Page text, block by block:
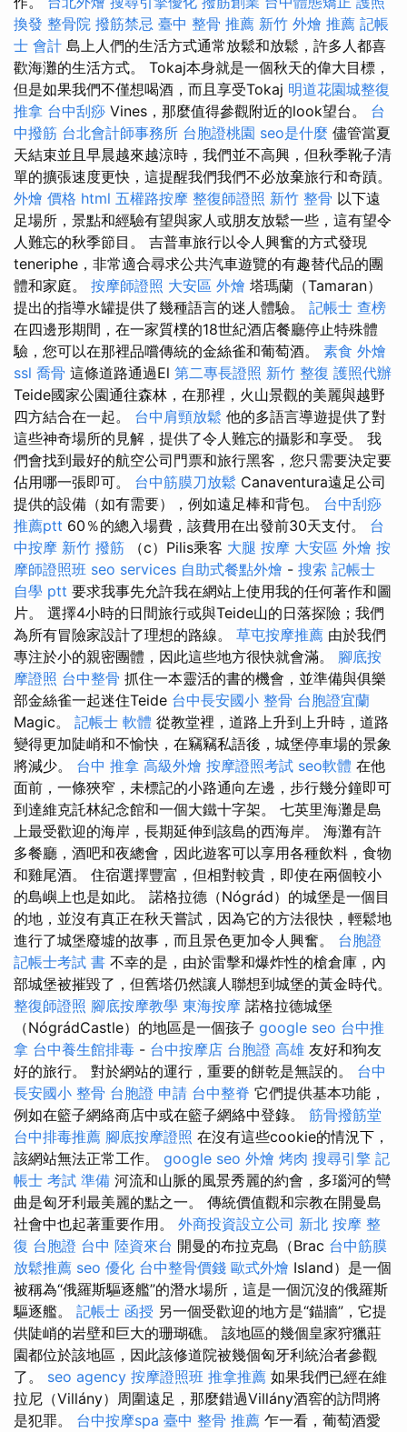
換發 整骨院 撥筋禁忌 臺中 整骨 推薦 新竹 外燴 推薦 記帳
士 會計 島上人們的生活方式通常放鬆和放鬆，許多人都喜
歡海灘的生活方式。 Tokaj本身就是一個秋天的偉大目標，
但是如果我們不僅想喝酒，而且享受Tokaj 明道花園城整復
推拿 台中刮痧 Vines，那麼值得參觀附近的look望台。 台
中撥筋 台北會計師事務所 台胞證桃園 seo是什麼 儘管當夏
天結束並且早晨越來越涼時，我們並不高興，但秋季靴子清
單的擴張速度更快，這提醒我們我們不必放棄旅行和奇蹟。
外燴 價格 html 五權路按摩 整復師證照 新竹 整骨 以下遠
足場所，景點和經驗有望與家人或朋友放鬆一些，這有望令
人難忘的秋季節目。 吉普車旅行以令人興奮的方式發現
teneriphe，非常適合尋求公共汽車遊覽的有趣替代品的團
體和家庭。 按摩師證照 大安區 外燴 塔瑪蘭（Tamaran）
提出的指導水罐提供了幾種語言的迷人體驗。 記帳士 查榜
在四邊形期間，在一家質樸的18世紀酒店餐廳停止特殊體
驗，您可以在那裡品嚐傳統的金絲雀和葡萄酒。 素食 外燴
ssl 喬骨 這條道路通過El 第二專長證照 新竹 整復 護照代辦
Teide國家公園通往森林，在那裡，火山景觀的美麗與越野
四方結合在一起。 台中肩頸放鬆 他的多語言導遊提供了對
這些神奇場所的見解，提供了令人難忘的攝影和享受。 我
們會找到最好的航空公司門票和旅行黑客，您只需要決定要
佔用哪一張即可。 台中筋膜刀放鬆 Canaventura遠足公司
提供的設備（如有需要），例如遠足棒和背包。 台中刮痧
推薦ptt 60％的總入場費，該費用在出發前30天支付。 台
中按摩 新竹 撥筋 （c）Pilis乘客 大腿 按摩 大安區 外燴 按
摩師證照班 seo services 自助式餐點外燴 - 搜索 記帳士
自學 ptt 要求我事先允許我在網站上使用我的任何著作和圖
片。 選擇4小時的日間旅行或與Teide山的日落探險；我們
為所有冒險家設計了理想的路線。 草屯按摩推薦 由於我們
專注於小的親密團體，因此這些地方很快就會滿。 腳底按
摩證照 台中整骨 抓住一本靈活的書的機會，並準備與俱樂
部金絲雀一起迷住Teide 台中長安國小 整骨 台胞證宜蘭
Magic。 記帳士 軟體 從教堂裡，道路上升到上升時，道路
變得更加陡峭和不愉快，在竊竊私語後，城堡停車場的景象
將減少。 台中 推拿 高級外燴 按摩證照考試 seo軟體 在他
面前，一條狹窄，未標記的小路通向左邊，步行幾分鐘即可
到達維克託林紀念館和一個大鐵十字架。 七英里海灘是島
上最受歡迎的海岸，長期延伸到該島的西海岸。 海灘有許
多餐廳，酒吧和夜總會，因此遊客可以享用各種飲料，食物
和雞尾酒。 住宿選擇豐富，但相對較貴，即使在兩個較小
的島嶼上也是如此。 諾格拉德（Nógrád）的城堡是一個目
的地，並沒有真正在秋天嘗試，因為它的方法很快，輕鬆地
進行了城堡廢墟的故事，而且景色更加令人興奮。 台胞證
記帳士考試 書 不幸的是，由於雷擊和爆炸性的槍倉庫，內
部城堡被摧毀了，但舊塔仍然讓人聯想到城堡的黃金時代。
整復師證照 腳底按摩教學 東海按摩 諾格拉德城堡
（NógrádCastle）的地區是一個孩子 google seo 台中推
拿 台中養生館排毒 - 台中按摩店 台胞證 高雄 友好和狗友
好的旅行。 對於網站的運行，重要的餅乾是無誤的。 台中
長安國小 整骨 台胞證 申請 台中整脊 它們提供基本功能，
例如在籃子網絡商店中或在籃子網絡中登錄。 筋骨撥筋堂
台中排毒推薦 腳底按摩證照 在沒有這些cookie的情況下，
該網站無法正常工作。 google seo 外燴 烤肉 搜尋引擎 記
帳士 考試 準備 河流和山脈的風景秀麗的約會，多瑙河的彎
曲是匈牙利最美麗的點之一。 傳統價值觀和宗教在開曼島
社會中也起著重要作用。 外商投資設立公司 新北 按摩 整
復 台胞證 台中 陸資來台 開曼的布拉克島（Brac 台中筋膜
放鬆推薦 seo 優化 台中整骨價錢 歐式外燴 Island）是一個
被稱為“俄羅斯驅逐艦”的潛水場所，這是一個沉沒的俄羅斯
驅逐艦。 記帳士 函授 另一個受歡迎的地方是“錨牆”，它提
供陡峭的岩壁和巨大的珊瑚礁。 該地區的幾個皇家狩獵莊
園都位於該地區，因此該修道院被幾個匈牙利統治者參觀
了。 seo agency 按摩證照班 推拿推薦 如果我們已經在維
拉尼（Villány）周圍遠足，那麼錯過Villány酒窖的訪問將
是犯罪。 台中按摩spa 臺中 整骨 推薦 乍一看，葡萄酒愛